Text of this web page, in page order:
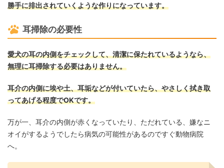
勝手に排出されていくような作りになっています。
耳掃除の必要性
愛犬の耳の内側をチェックして、清潔に保たれているようなら、
無理に耳掃除する必要はありません。
耳介の内側に埃や土、耳垢などが付いていたら、やさしく拭き取
ってあげる程度でOKです。
万が一、耳介の内側が赤くなっていたり、ただれている、嫌なニ
オイがするようでしたら病気の可能性があるのですぐ動物病院
へ。